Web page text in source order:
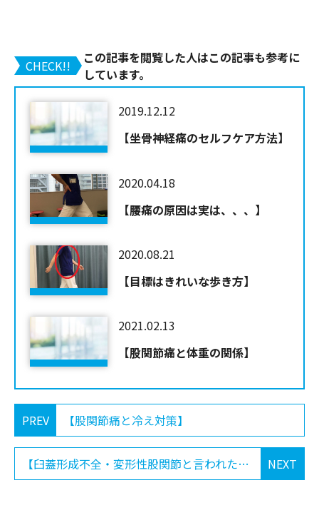
CHECK!!
この記事を閲覧した人はこの記事も参考に
しています。
2019.12.12
【坐骨神経痛のセルフケア方法】
2020.04.18
【腰痛の原因は実は、、、】
2020.08.21
【目標はきれいな歩き方】
2021.02.13
【股関節痛と体重の関係】
PREV 【股関節痛と冷え対策】
NEXT
【臼蓋形成不全・変形性股関節と言われたら安静第一？】